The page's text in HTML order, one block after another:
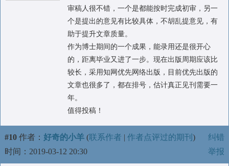
审稿人很不错，一个是都能按时完成初审，另一
个是提出的意见有比较具体，不胡乱提意见，有
助于提升文章质量。
作为博士期间的一个成果，能录用还是很开心
的，距离毕业又进了一步。现在出版周期应该比
较长，采用知网优先网络出版，目前优先出版的
文章也很多了，都在排号，估计真正见刊需要一
年。
值得投稿！
#10 作者： 好奇的小羊 (联系作者 | 作者点评过的期刊 )
时间：2019-03-12 20:30
纠错
举报